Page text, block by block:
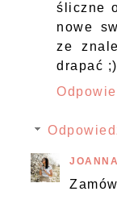
śliczne
nowe
ze
drapać ;)
JOANNA